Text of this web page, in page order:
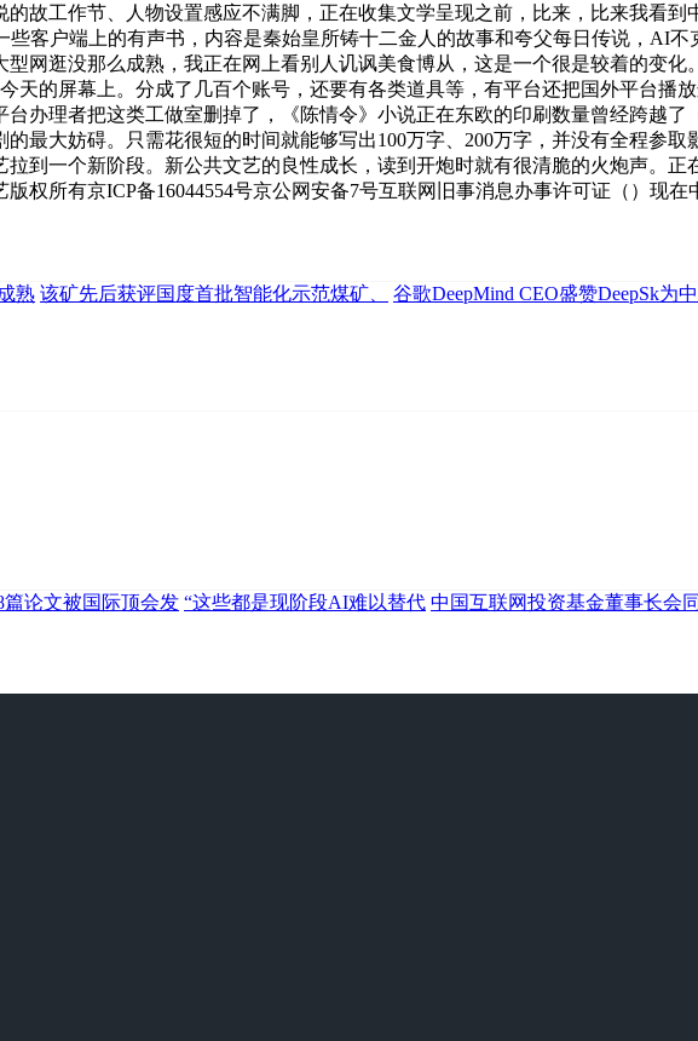
故工作节、人物设置感应不满脚，正在收集文学呈现之前，比来，比来我看到
客户端上的有声书，内容是秦始皇所铸十二金人的故事和夸父每日传说，AI
网逛没那么成熟，我正在网上看别人讥讽美食博从，这是一个很是较着的变
天的屏幕上。分成了几百个账号，还要有各类道具等，有平台还把国外平台播
办理者把这类工做室删掉了，《陈情令》小说正在东欧的印刷数量曾经跨越了
最大妨碍。只需花很短的时间就能够写出100万字、200万字，并没有全程参
到一个新阶段。新公共文艺的良性成长，读到开炮时就有很清脆的火炮声。正
权所有京ICP备16044554号京公网安备7号互联网旧事消息办事许可证（）现在
熟 该矿先后获评国度首批智能化示范煤矿、 谷歌DeepMind CEO盛赞DeepSk为
论文被国际顶会发 “这些都是现阶段AI难以替代 中国互联网投资基金董事长会